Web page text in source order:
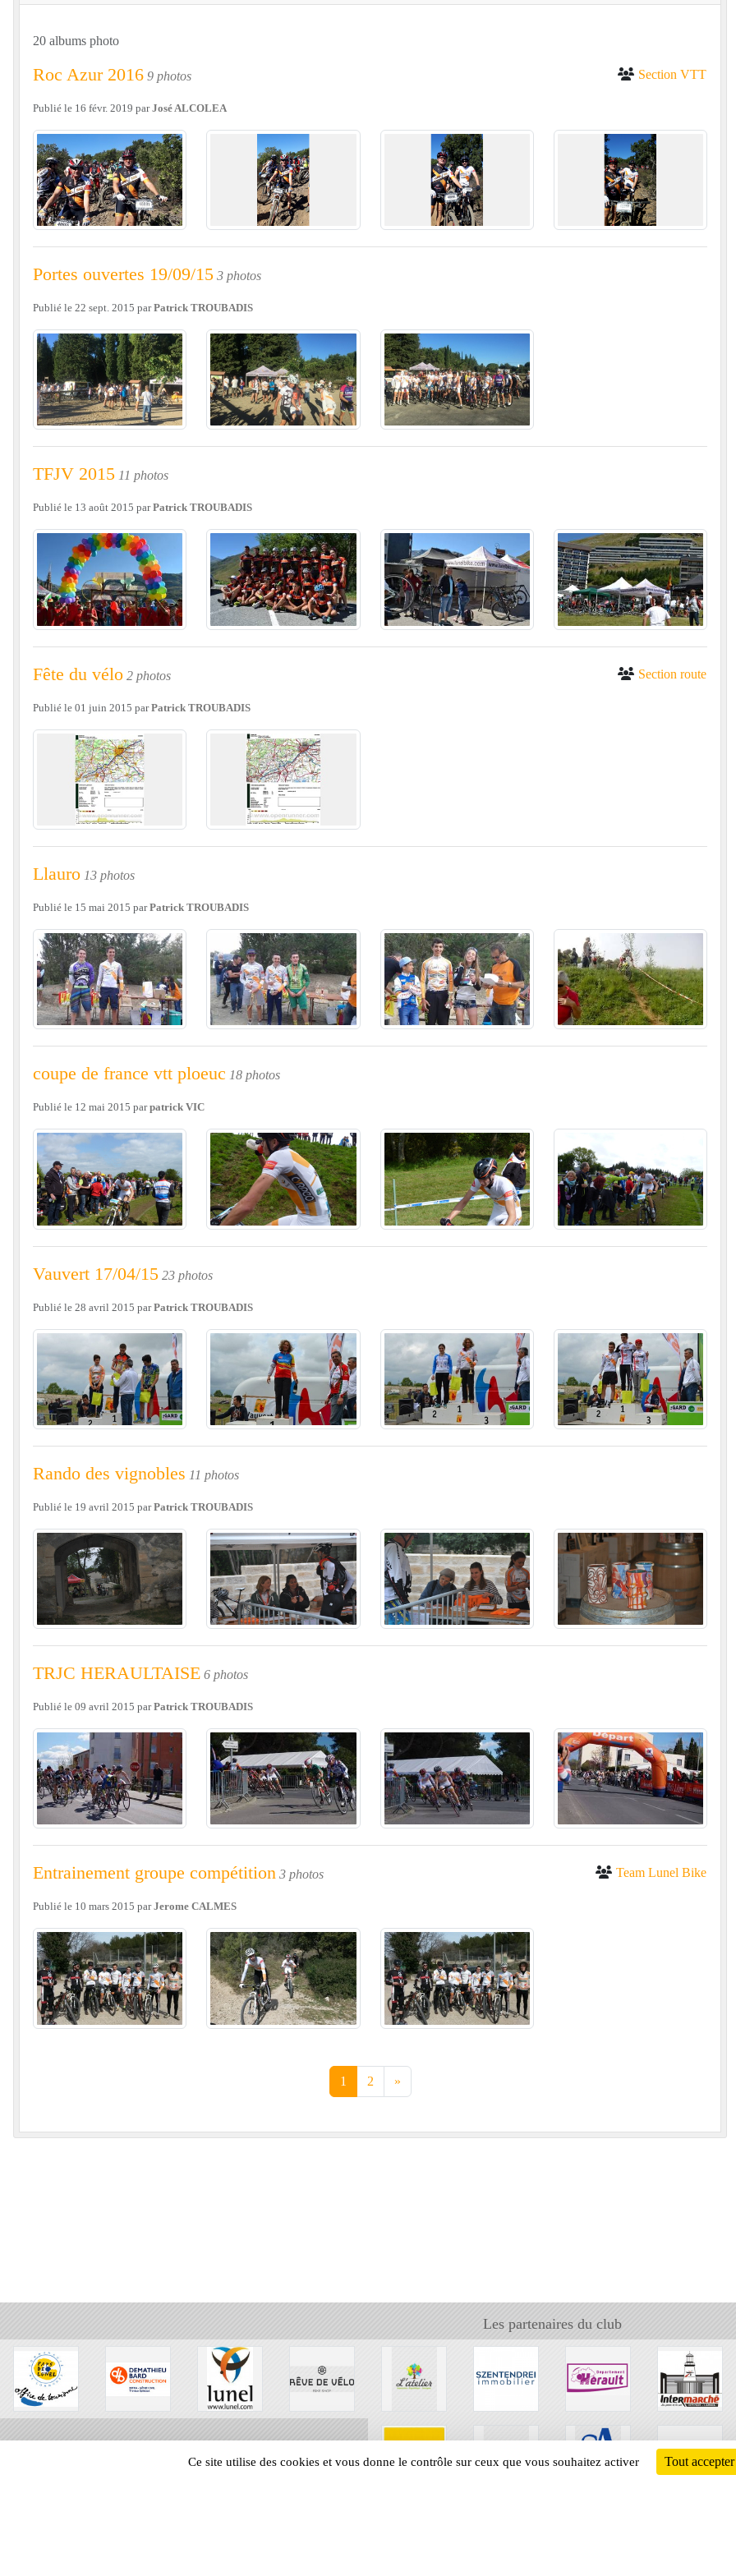
20 albums photo
Roc Azur 2016 9 photos Section VTT
Publié le 16 févr. 2019 parJosé ALCOLEA
Portes ouvertes 19/09/15 3 photos
Publié le 22 sept. 2015 parPatrick TROUBADIS
TFJV 2015 11 photos
Publié le 13 août 2015 parPatrick TROUBADIS
Fête du vélo 2 photos Section route
Publié le 01 juin 2015 parPatrick TROUBADIS
Llauro 13 photos
Publié le 15 mai 2015 parPatrick TROUBADIS
coupe de france vtt ploeuc 18 photos
Publié le 12 mai 2015 parpatrick VIC
Vauvert 17/04/15 23 photos
Publié le 28 avril 2015 parPatrick TROUBADIS
Rando des vignobles 11 photos
Publié le 19 avril 2015 parPatrick TROUBADIS
TRJC HERAULTAISE 6 photos
Publié le 09 avril 2015 parPatrick TROUBADIS
Entrainement groupe compétition 3 photos Team Lunel Bike
Publié le 10 mars 2015 parJerome CALMES
1 2 »
REVE DE VELO
Les partenaires du club
Ce site utilise des cookies et vous donne le contrôle sur ceux que vous souhaitez activer Tout accepter